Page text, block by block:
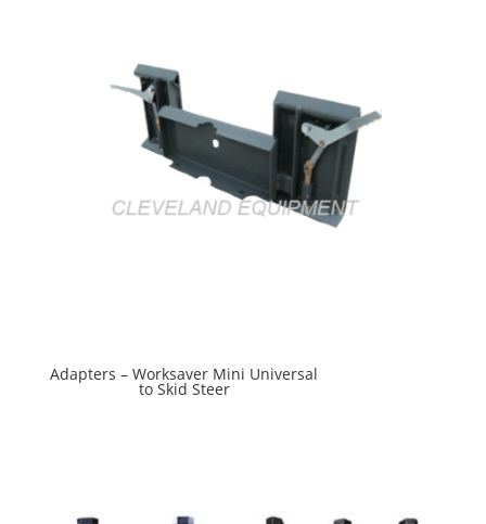
Adapters – Worksaver Mini Universal
to Skid Steer